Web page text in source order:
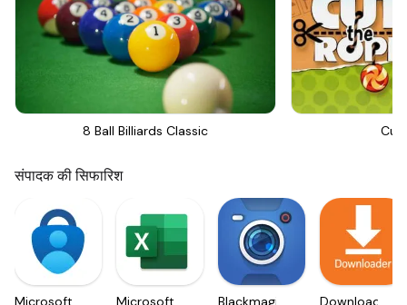
8 Ball Billiards Classic Cut
संपादक की सिफारिश
Microsoft
Microsoft
Blackmagic
Downloader